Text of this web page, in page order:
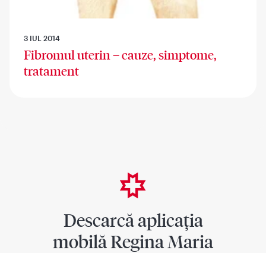
3 IUL 2014
Fibromul uterin – cauze, simptome,
tratament
Descarcă aplicația
mobilă Regina Maria